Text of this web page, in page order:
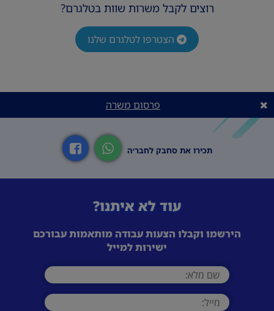
רוצים לקבל משרות שוות בטלגרם?
הצטרפו לטלגרם שלנו
פרסום משרה
תכירו את סחבק לחבר׳ה
עוד לא איתנו?
הירשמו וקבלו הצעות עבודה מותאמות עבורכם
ישירות למייל